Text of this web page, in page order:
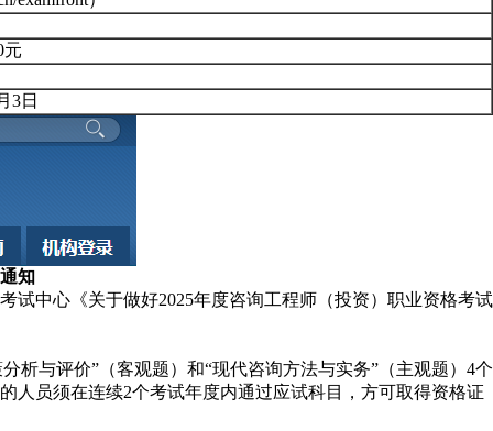
元
3日
知
中心《关于做好2025年度咨询工程师（投资）职业资格考试
与评价”（客观题）和“现代咨询方法与实务”（主观题）4个
人员须在连续2个考试年度内通过应试科目，方可取得资格证